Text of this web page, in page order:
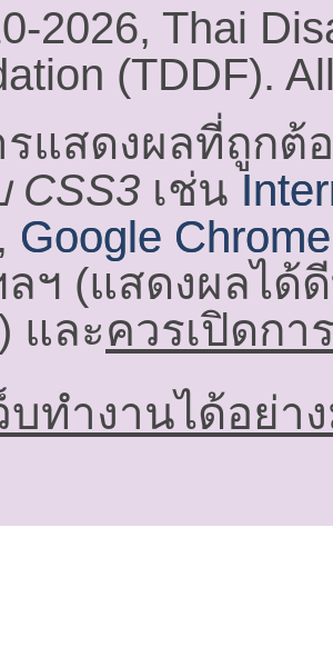
2026, Thai
(TDDF).
รแสดงผลที่ถูกต้
CSS3 เช่น
, Google
ลฯ (แสดงผลได้
และควรเปิดกา
บทำงานได้อย่า